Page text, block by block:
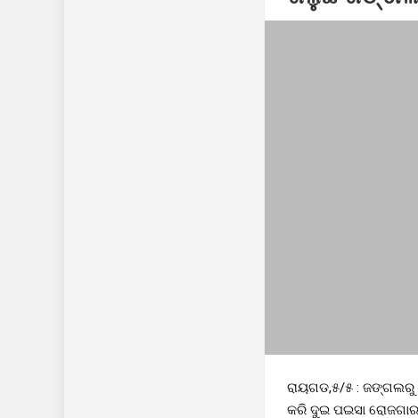
ନିରାପତ୍ତା ଓ
ରାୟଗଡ,୫/୫ : ଜଙ୍ଗଲରୁ
କରି ଦୁଇ ପଇସା